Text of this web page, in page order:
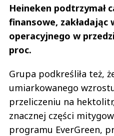
Heineken podtrzymał
finansowe, zakładając
operacyjnego w
proc.
Grupa podkreśliła też,
umiarkowanego
przeliczeniu na
znacznej części
programu EverGreen,